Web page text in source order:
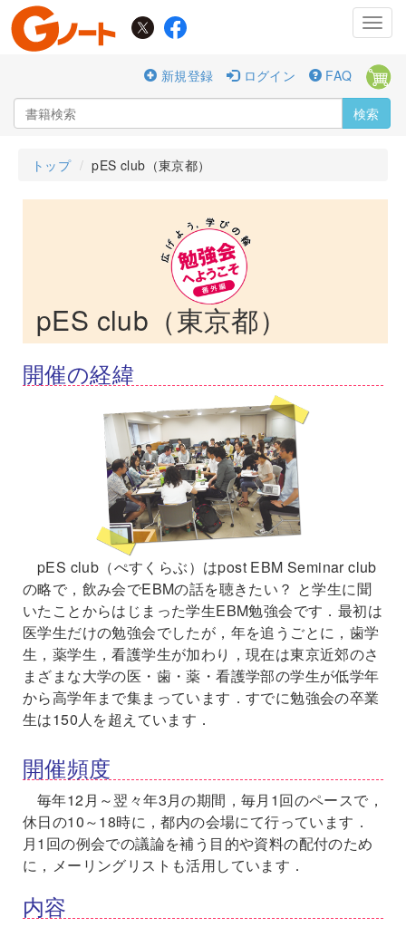
新規登録
ログイン FAQ
検索
トップ pES club（東京都）
pES club（東京都）
開催の経緯
pES club（ぺすくらぶ）はpost EBM Seminar club
の略で，飲み会でEBMの話を聴きたい？ と学生に聞
いたことからはじまった学生EBM勉強会です．最初は
医学生だけの勉強会でしたが，年を追うごとに，歯学
生，薬学生，看護学生が加わり，現在は東京近郊のさ
まざまな大学の医・歯・薬・看護学部の学生が低学年
から高学年まで集まっています．すでに勉強会の卒業
生は150人を超えています．
開催頻度
毎年12月～翌々年3月の期間，毎月1回のペースで，
休日の10～18時に，都内の会場にて行っています．
月1回の例会での議論を補う目的や資料の配付のため
に，メーリングリストも活用しています．
内容